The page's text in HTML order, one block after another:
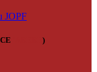
JOPF
)